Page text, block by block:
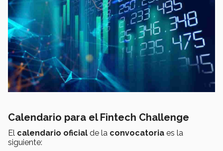
Calendario para el Fintech Challenge
El calendario oficial de la convocatoria es la
siguiente: